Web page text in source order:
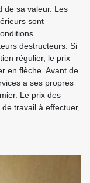
de sa valeur. Les
sont
destructeurs. Si
régulier, le prix
en flèche. Avant de
a ses propres
Le prix des
travail à effectuer,